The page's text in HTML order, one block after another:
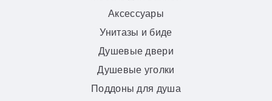
Аксессуары
Унитазы и биде
Душевые двери
Душевые уголки
Поддоны для душа